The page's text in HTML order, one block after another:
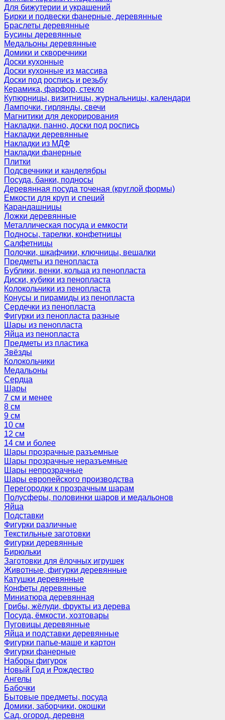
Для бижутерии и украшений
Бирки и подвески фанерные, деревянные
Браслеты деревянные
Бусины деревянные
Медальоны деревянные
Домики и скворечники
Доски кухонные
Доски кухонные из массива
Доски под роспись и резьбу
Керамика, фарфор, стекло
Купюрницы, визитницы, журнальницы, календари
Лампочки, гирлянды, свечи
Магнитики для декорирования
Накладки, панно, доски под роспись
Накладки деревянные
Накладки из МДФ
Накладки фанерные
Плитки
Подсвечники и канделябры
Посуда, банки, подносы
Деревянная посуда точеная (круглой формы)
Емкости для круп и специй
Карандашницы
Ложки деревянные
Металлическая посуда и емкости
Подносы, тарелки, конфетницы
Салфетницы
Полочки, шкафчики, ключницы, вешалки
Предметы из пенопласта
Бублики, венки, кольца из пенопласта
Диски, кубики из пенопласта
Колокольчики из пенопласта
Конусы и пирамиды из пенопласта
Сердечки из пенопласта
Фигурки из пенопласта разные
Шары из пенопласта
Яйца из пенопласта
Предметы из пластика
Звёзды
Колокольчики
Медальоны
Сердца
Шары
7 см и менее
8 см
9 см
10 см
12 см
14 см и более
Шары прозрачные разъемные
Шары прозрачные неразъемные
Шары непрозрачные
Шары европейского производства
Перегородки к прозрачным шарам
Полусферы, половинки шаров и медальонов
Яйца
Подставки
Фигурки различные
Текстильные заготовки
Фигурки деревянные
Бирюльки
Заготовки для ёлочных игрушек
Животные, фигурки деревянные
Катушки деревянные
Конфеты деревянные
Миниатюра деревянная
Грибы, жёлуди, фрукты из дерева
Посуда, ёмкости, хозтовары
Пуговицы деревянные
Яйца и подставки деревянные
Фигурки папье-маше и картон
Фигурки фанерные
Наборы фигурок
Новый Год и Рождество
Ангелы
Бабочки
Бытовые предметы, посуда
Домики, заборчики, окошки
Сад, огород, деревня